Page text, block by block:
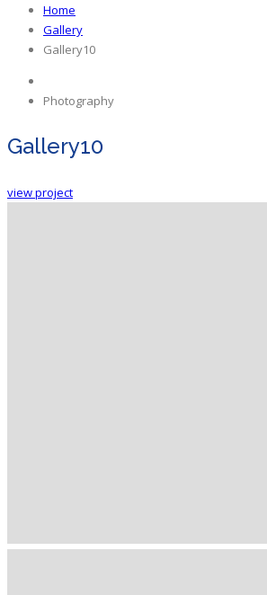
Home
Gallery
Gallery10
Photography
Gallery10
view project